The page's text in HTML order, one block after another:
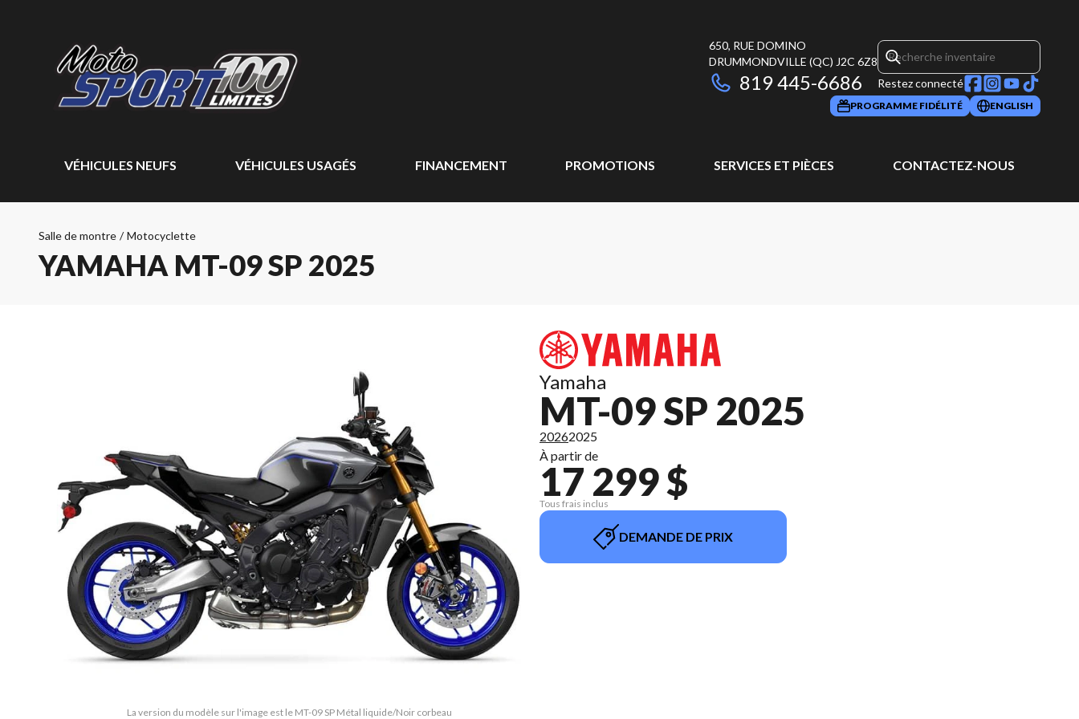
650, RUE DOMINO
DRUMMONDVILLE (QC) J2C 6Z8
819 445-6686 Restez connecté
PROGRAMME FIDÉLITÉ ENGLISH
VÉHICULES NEUFS VÉHICULES USAGÉS FINANCEMENT PROMOTIONS SERVICES ET PIÈCES CONTACTEZ-NOUS
Salle de montre / Motocyclette
YAMAHA MT-09 SP 2025
La version du modèle sur l'image est le MT-09 SP Métal liquide/Noir corbeau
Yamaha
MT-09 SP 2025
20262025
À partir de
17 299 $
Tous frais inclus
DEMANDE DE PRIX